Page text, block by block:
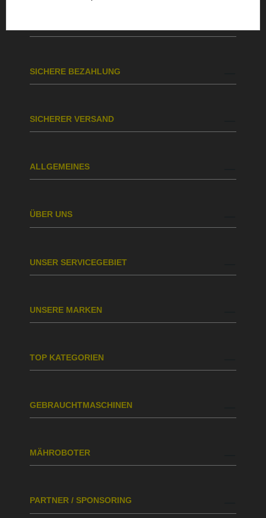
SICHERE BEZAHLUNG
SICHERER VERSAND
ALLGEMEINES
ÜBER UNS
UNSER SERVICEGEBIET
UNSERE MARKEN
TOP KATEGORIEN
GEBRAUCHTMASCHINEN
MÄHROBOTER
PARTNER / SPONSORING